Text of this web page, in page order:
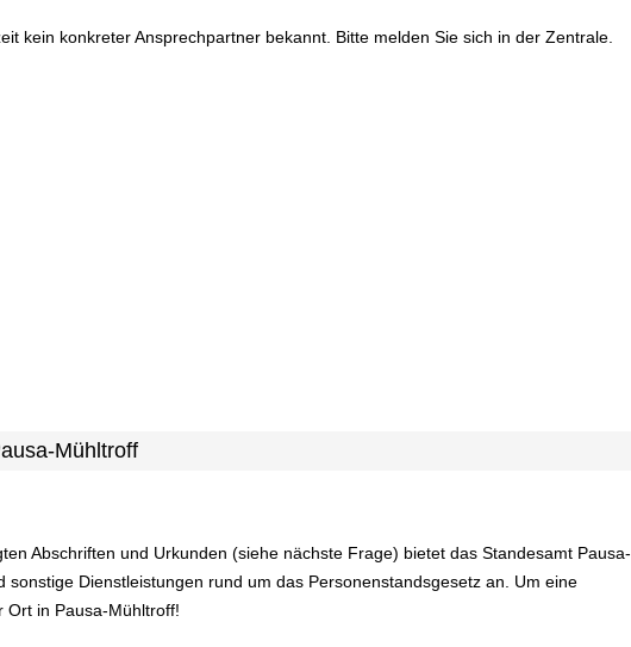
kein konkreter Ansprechpartner bekannt. Bitte melden Sie sich in der Zentrale.
Mühltroff
Abschriften und Urkunden (siehe nächste Frage) bietet das Standesamt Pausa-
Dienstleistungen rund um das Personenstandsgesetz an. Um eine
Ort in Pausa-Mühltroff!